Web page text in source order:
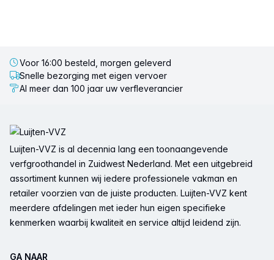
Voor 16:00 besteld, morgen geleverd
Snelle bezorging met eigen vervoer
Al meer dan 100 jaar uw verfleverancier
Luijten-VVZ is al decennia lang een toonaangevende
verfgroothandel in Zuidwest Nederland. Met een uitgebreid
assortiment kunnen wij iedere professionele vakman en
retailer voorzien van de juiste producten. Luijten-VVZ kent
meerdere afdelingen met ieder hun eigen specifieke
kenmerken waarbij kwaliteit en service altijd leidend zijn.
GA NAAR